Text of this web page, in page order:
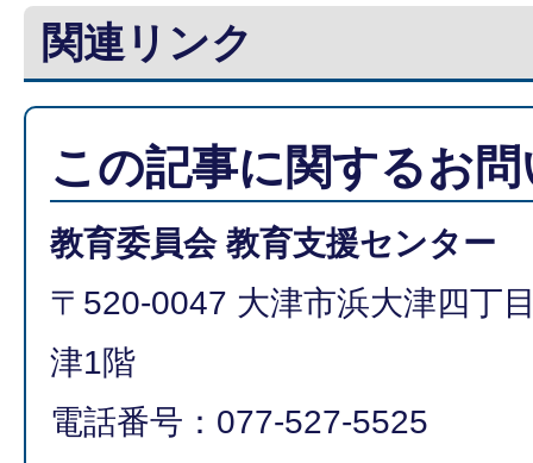
関連リンク
この記事に関するお
教育委員会 教育支援センター
〒520-0047 大津市浜大津四丁
津1階
電話番号：077-527-5525